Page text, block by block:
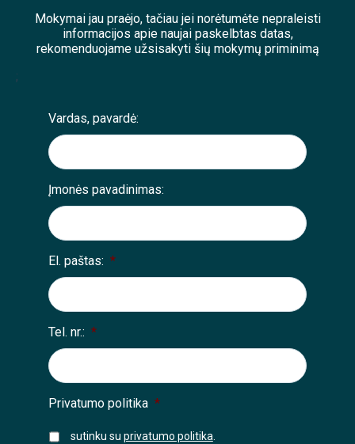
Mokymai jau praėjo, tačiau jei norėtumėte nepraleisti
informacijos apie naujai paskelbtas datas,
rekomenduojame užsisakyti šių mokymų priminimą
;
Vardas, pavardė:
Įmonės pavadinimas:
El. paštas: *
Tel. nr.: *
Privatumo politika *
sutinku su privatumo politika